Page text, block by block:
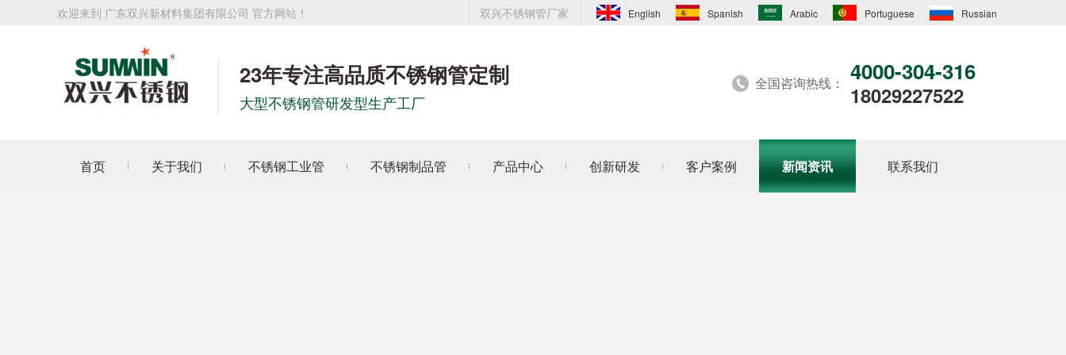
双兴不锈钢管厂家 English Spanish Arabic Portuguese Russian
欢迎来到 广东双兴新材料集团有限公司 官方网站！
23年专注高品质不锈钢管定制
大型不锈钢管研发型生产工厂
全国咨询热线： 4000-304-316
18029227522
首页 关于我们 不锈钢工业管 不锈钢制品管 产品中心 创新研发 客户案例 新闻资讯 联系我们